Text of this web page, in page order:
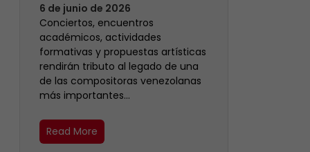
6 de junio de 2026
Conciertos, encuentros
académicos, actividades
formativas y propuestas artísticas
rendirán tributo al legado de una
de las compositoras venezolanas
más importantes…
Read More